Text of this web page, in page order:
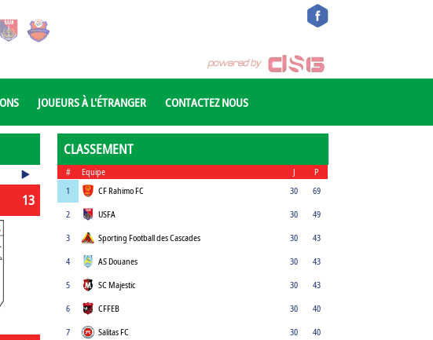
JOUEURS À L'ÉTRANGER CONTACTEZ NOUS
13
CLASSEMENT
# Equipe J
P
1
CF Rahimo FC 30
69
2
USFA 30
49
3
Sporting Football des Cascades 30
43
4
AS Douanes 30
43
5
SC Majestic 30
43
6
CFFEB 30
40
7
Salitas FC 30
40